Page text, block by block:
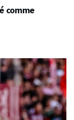
comme